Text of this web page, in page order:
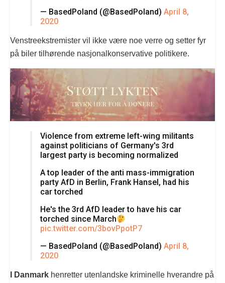
— BasedPoland (@BasedPoland) April 8,
2020
Venstreekstremister vil ikke være noe verre og setter fyr
på biler tilhørende nasjonalkonservative politikere.
Violence from extreme left-wing militants
against politicians of Germany's 3rd
largest party is becoming normalized
A top leader of the anti mass-immigration
party AfD in Berlin, Frank Hansel, had his
car torched
He's the 3rd AfD leader to have his car
torched since March
pic.twitter.com/3bovPpotP7
— BasedPoland (@BasedPoland) April 8,
2020
I Danmark henretter utenlandske kriminelle hverandre på